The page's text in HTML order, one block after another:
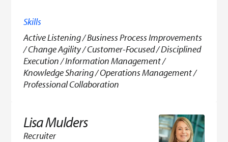
Skills
Active Listening / Business Process Improvements
/ Change Agility / Customer-Focused / Disciplined
Execution / Information Management /
Knowledge Sharing / Operations Management /
Professional Collaboration
Lisa Mulders
Recruiter